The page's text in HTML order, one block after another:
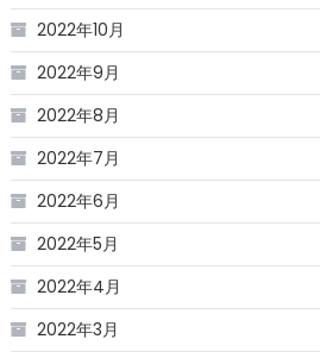
2022年10月
2022年9月
2022年8月
2022年7月
2022年6月
2022年5月
2022年4月
2022年3月